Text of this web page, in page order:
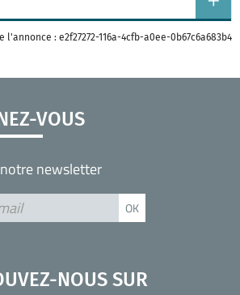
l'annonce : e2f27272-116a-4cfb-a0ee-0b67c6a683b4
VOUS
newsletter
NOUS SUR